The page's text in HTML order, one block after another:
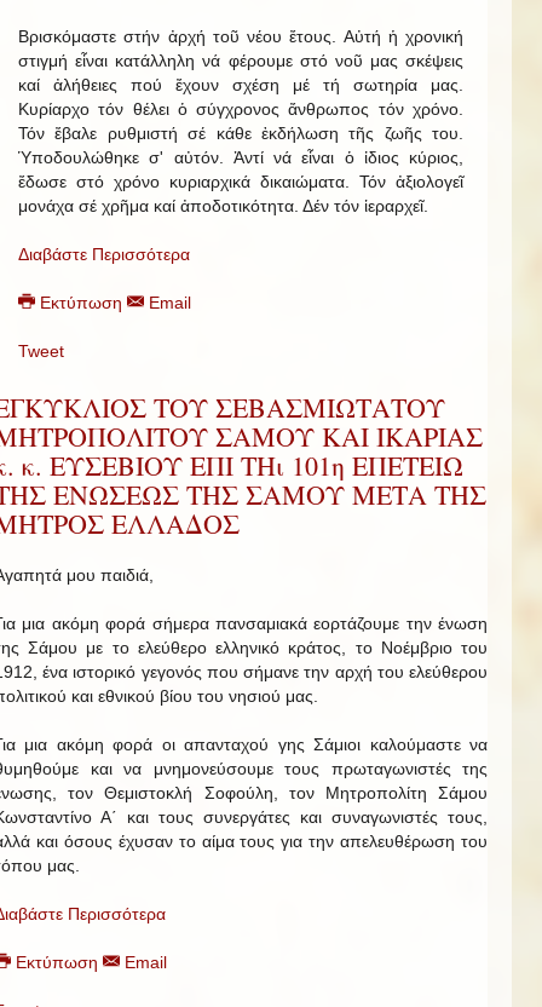
Βρισκόμαστε στήν ἀρχή τοῦ νέου ἔτους. Αὐτή ἡ χρονική
στιγμή εἶναι κατάλληλη νά φέρουμε στό νοῦ μας σκέψεις
καί ἀλήθειες πού ἔχουν σχέση μέ τή σωτηρία μας.
Κυρίαρχο τόν θέλει ὁ σύγχρονος ἄνθρωπος τόν χρόνο.
Τόν ἔβαλε ρυθμιστή σέ κάθε ἐκδήλωση τῆς ζωῆς του.
Ὑποδουλώθηκε σ' αὐτόν. Ἀντί νά εἶναι ὁ ἰδιος κύριος,
ἔδωσε στό χρόνο κυριαρχικά δικαιώματα. Τόν ἀξιολογεῖ
μονάχα σέ χρῆμα καί ἀποδοτικότητα. Δέν τόν ἱεραρχεῖ.
Διαβάστε Περισσότερα
Εκτύπωση Email
Tweet
ΤΟΥ ΣΕΒΑΣΜΙΩΤΑΤΟΥ
ΣΑΜΟΥ ΚΑΙ ΙΚΑΡΙΑΣ
κ. ΕΥΣΕΒΙΟΥ ΕΠΙ ΤΗι 101η ΕΠΕΤΕΙΩ
ΕΝΩΣΕΩΣ ΤΗΣ ΣΑΜΟΥ ΜΕΤΑ ΤΗΣ
ΕΛΛΑΔΟΣ
μου παιδιά,
μια ακόμη φορά σήμερα πανσαμιακά εορτάζουμε την ένωση
Σάμου με το ελεύθερο ελληνικό κράτος, το Νοέμβριο του
ένα ιστορικό γεγονός που σήμανε την αρχή του ελεύθερου
και εθνικού βίου του νησιού μας.
μια ακόμη φορά οι απανταχού γης Σάμιοι καλούμαστε να
και να μνημονεύσουμε τους πρωταγωνιστές της
τον Θεμιστοκλή Σοφούλη, τον Μητροπολίτη Σάμου
Α΄ και τους συνεργάτες και συναγωνιστές τους,
και όσους έχυσαν το αίμα τους για την απελευθέρωση του
μας.
Περισσότερα
Εκτύπωση Email